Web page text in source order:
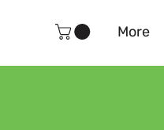
More